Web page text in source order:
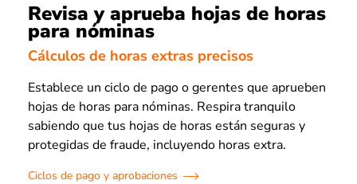
Revisa y aprueba hojas de horas
para nóminas
Cálculos de horas extras precisos
Establece un ciclo de pago o gerentes que aprueben
hojas de horas para nóminas. Respira tranquilo
sabiendo que tus hojas de horas están seguras y
protegidas de fraude, incluyendo horas extra.
Ciclos de pago y aprobaciones